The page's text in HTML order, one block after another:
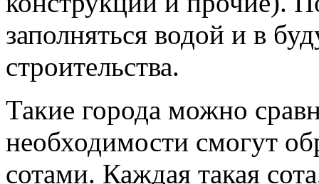
заполняться водой и в
строительства.
Такие города можно
необходимости смогут
сотами. Каждая такая